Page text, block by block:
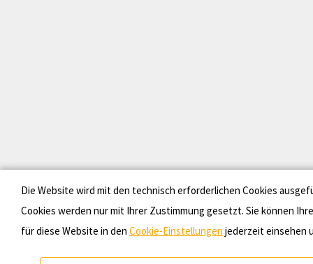
Die Website wird mit den technisch erforderlichen Cookies
Cookies werden nur mit Ihrer Zustimmung gesetzt. Sie können
für diese Website in den Cookie-Einstellungen jederzeit einsehen